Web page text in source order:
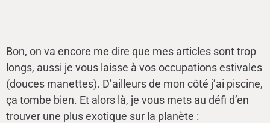
Bon, on va encore me dire que mes articles sont trop
longs, aussi je vous laisse à vos occupations estivales
(douces manettes). D’ailleurs de mon côté j’ai piscine,
ça tombe bien. Et alors là, je vous mets au défi d’en
trouver une plus exotique sur la planète :